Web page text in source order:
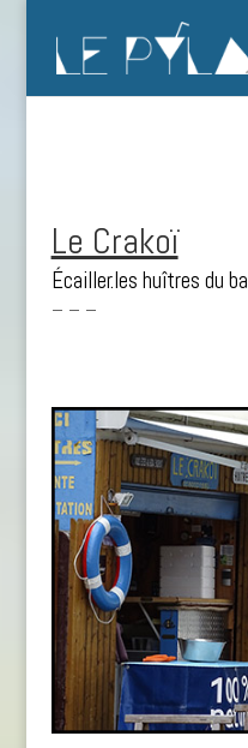
Le Crakoï
Écailler.les huîtres du
– – –